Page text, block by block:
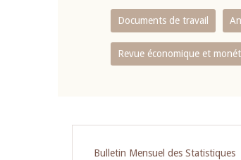
Documents de travail
Revue économique et
Bulletin Mensuel des Statistiques